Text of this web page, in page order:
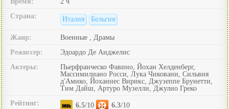
Страна:
Италия Бельгия
Жанр:
Военные , Драмы
Режиссер:
Эдоардо Де Анджелис
Актеры:
Пьерфранческо Фавино, Йохан Хелденберг,
Массимилиано Росси, Лука Чиковани, Сильвия
д'Амико, Йоханнес Вирикс, Джузеппе Брунетти,
Тим Дайш, Артуро Музелли, Джулио Греко
Рейтинг:
6.5/10 6.3/10